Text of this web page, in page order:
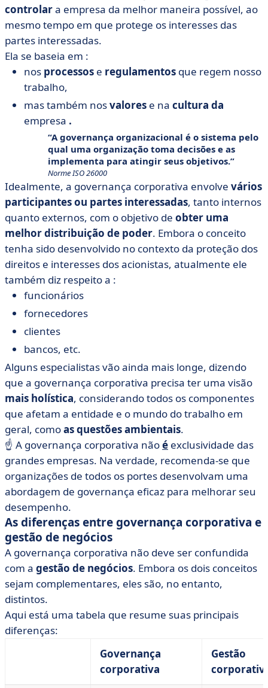
controlara empresa da melhor maneira possível, ao
mesmo tempo em que protege os interesses das
partes interessadas.
Ela se baseia em :
nos processos e regulamentos que regem nosso
trabalho,
mas também nosvalores e na cultura da
empresa .
A governança organizacional é o sistema pelo
qual uma organização toma decisões e as
implementa para atingir seus objetivos.
Norme ISO 26000
Idealmente, a governança corporativa envolve vários
participantes ou partes interessadas, tanto internos
quanto externos, com o objetivo de obter uma
melhor distribuição de poder. Embora o conceito
tenha sido desenvolvido no contexto da proteção dos
direitos e interesses dos acionistas, atualmente ele
também diz respeito a :
funcionários
fornecedores
clientes
bancos, etc.
Alguns especialistas vão ainda mais longe, dizendo
que a governança corporativa precisa ter uma visão
mais holística, considerando todos os componentes
que afetam a entidade e o mundo do trabalho em
geral, comoas questões ambientais.
☝️ A governança corporativa nãoé exclusividade das
grandes empresas. Na verdade, recomenda-se que
organizações de todos os portes desenvolvam uma
abordagem de governança eficaz para melhorar seu
desempenho.
As diferenças entre governança corporativa e
gestão de negócios
A governança corporativa não deve ser confundida
com a gestão de negócios. Embora os dois conceitos
sejam complementares, eles são, no entanto,
distintos.
Aqui está uma tabela que resume suas principais
diferenças:
Governança
corporativa
Gestão